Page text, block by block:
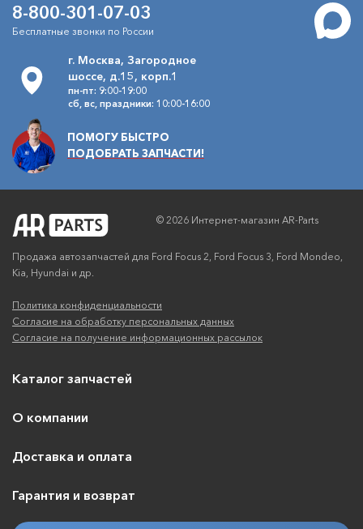
8-800-301-07-03
Бесплатные звонки по России
г. Москва, Загородное
шоссе, д.15, корп.1
пн-пт: 9:00-19:00
сб, вс, праздники: 10:00-16:00
ПОМОГУ БЫСТРО
ПОДОБРАТЬ ЗАПЧАСТИ!
© 2026 Интернет-магазин AR-Parts
Продажа автозапчастей для Ford Focus 2, Ford Focus 3, Ford Mondeo,
Kia, Hyundai и др.
Политика конфиденциальности
Согласие на обработку персональных данных
Согласие на получение информационных рассылок
Каталог запчастей
О компании
Доставка и оплата
Гарантия и возврат